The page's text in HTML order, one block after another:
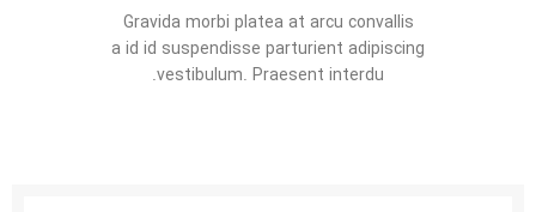
Gravida morbi platea at arcu convallis
a id id suspendisse parturient adipiscing
vestibulum. Praesent interdu.